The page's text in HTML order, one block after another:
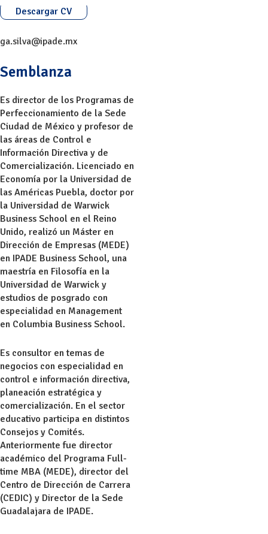
Descargar CV
ga.silva@ipade.mx
Semblanza
Es director de los Programas de
Perfeccionamiento de la Sede
Ciudad de México y profesor de
las áreas de Control e
Información Directiva y de
Comercialización. Licenciado en
Economía por la Universidad de
las Américas Puebla, doctor por
la Universidad de Warwick
Business School en el Reino
Unido, realizó un Máster en
Dirección de Empresas (MEDE)
en IPADE Business School, una
maestría en Filosofía en la
Universidad de Warwick y
estudios de posgrado con
especialidad en Management
en Columbia Business School.
Es consultor en temas de
negocios con especialidad en
control e información directiva,
planeación estratégica y
comercialización. En el sector
educativo participa en distintos
Consejos y Comités.
Anteriormente fue director
académico del Programa Full-
time MBA (MEDE), director del
Centro de Dirección de Carrera
(CEDIC) y Director de la Sede
Guadalajara de IPADE.